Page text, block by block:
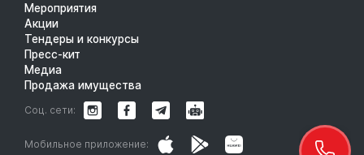
Мероприятия
Акции
Тендеры и конкурсы
Пресс-кит
Медиа
Продажа имущества
Мобильное приложение:
Соц. сети: